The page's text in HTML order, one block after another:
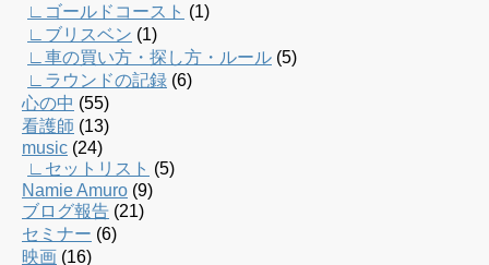
∟ゴールドコースト (1)
∟ブリスベン (1)
∟車の買い方・探し方・ルール (5)
∟ラウンドの記録 (6)
心の中 (55)
看護師 (13)
music (24)
∟セットリスト (5)
Namie Amuro (9)
ブログ報告 (21)
セミナー (6)
映画 (16)